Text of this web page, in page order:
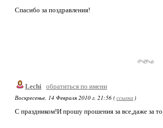
Спасибо за поздравления!
Lechi обратиться по имени
Воскресенье, 14 Февраля 2010 г. 21:56 (ссылка )
С праздником!И прошу прошения за все,даже за